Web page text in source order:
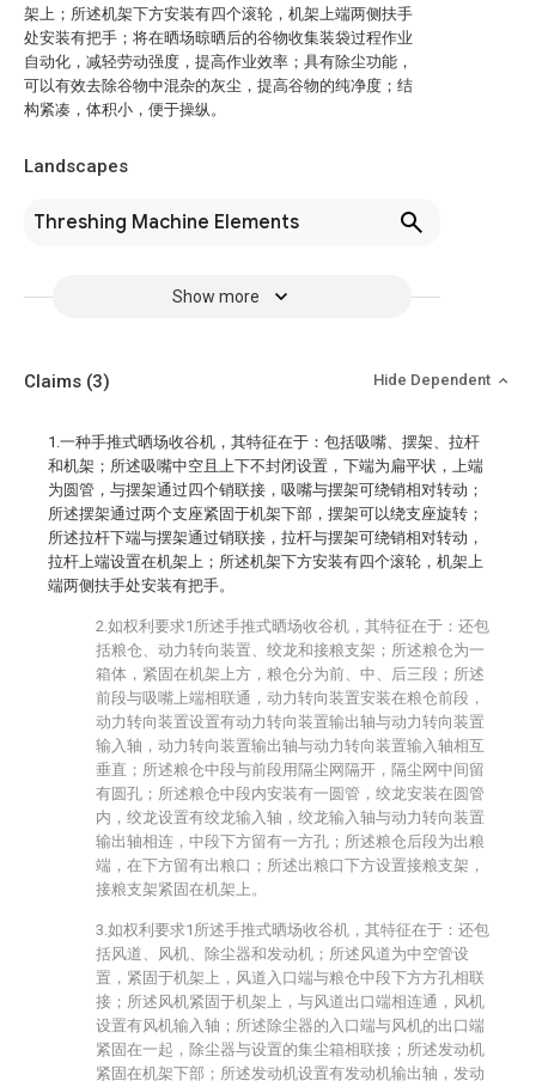
架上；所述机架下方安装有四个滚轮，机架上端两侧扶手
处安装有把手；将在晒场晾晒后的谷物收集装袋过程作业
自动化，减轻劳动强度，提高作业效率；具有除尘功能，
可以有效去除谷物中混杂的灰尘，提高谷物的纯净度；结
构紧凑，体积小，便于操纵。
Landscapes
Threshing Machine Elements
Show more
Claims (3) Hide Dependent
1.一种手推式晒场收谷机，其特征在于：包括吸嘴、摆架、拉杆
和机架；所述吸嘴中空且上下不封闭设置，下端为扁平状，上端
为圆管，与摆架通过四个销联接，吸嘴与摆架可绕销相对转动；
所述摆架通过两个支座紧固于机架下部，摆架可以绕支座旋转；
所述拉杆下端与摆架通过销联接，拉杆与摆架可绕销相对转动，
拉杆上端设置在机架上；所述机架下方安装有四个滚轮，机架上
端两侧扶手处安装有把手。
2.如权利要求1所述手推式晒场收谷机，其特征在于：还包
括粮仓、动力转向装置、绞龙和接粮支架；所述粮仓为一
箱体，紧固在机架上方，粮仓分为前、中、后三段；所述
前段与吸嘴上端相联通，动力转向装置安装在粮仓前段，
动力转向装置设置有动力转向装置输出轴与动力转向装置
输入轴，动力转向装置输出轴与动力转向装置输入轴相互
垂直；所述粮仓中段与前段用隔尘网隔开，隔尘网中间留
有圆孔；所述粮仓中段内安装有一圆管，绞龙安装在圆管
内，绞龙设置有绞龙输入轴，绞龙输入轴与动力转向装置
输出轴相连，中段下方留有一方孔；所述粮仓后段为出粮
端，在下方留有出粮口；所述出粮口下方设置接粮支架，
接粮支架紧固在机架上。
3.如权利要求1所述手推式晒场收谷机，其特征在于：还包
括风道、风机、除尘器和发动机；所述风道为中空管设
置，紧固于机架上，风道入口端与粮仓中段下方方孔相联
接；所述风机紧固于机架上，与风道出口端相连通，风机
设置有风机输入轴；所述除尘器的入口端与风机的出口端
紧固在一起，除尘器与设置的集尘箱相联接；所述发动机
紧固在机架下部；所述发动机设置有发动机输出轴，发动